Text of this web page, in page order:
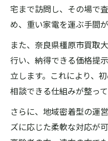
宅まで訪問し、その場で
め、重い家電を運ぶ手間
また、奈良県橿原市買取
行い、納得できる価格提
立します。これにより、
相談できる仕組みが整って
さらに、地域密着型の運
ズに応じた柔軟な対応が